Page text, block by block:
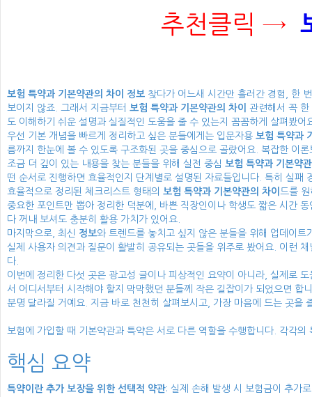
추천클릭 →
보험 특약과 기본약관의 차이 정보 찾다가 어느새 시간만 흘러간 경험, 한
보이지 않죠. 그래서 지금부터 보험 특약과 기본약관의 차이
관련해서 꼭
도 이해하기 쉬운 설명과 실질적인 도움을 줄 수 있는지 꼼꼼하게 살펴봤어
우선 기본 개념을 빠르게 정리하고 싶은 분들에게는 입문자용 보험 특약과
름까지 한눈에 볼 수 있도록 구조화된 곳을 중심으로 골랐어요. 복잡한 이
조금 더 깊이 있는 내용을 찾는 분들을 위해 실전 중심 보험 특약과 기본약
떤 순서로 진행하면 효율적인지 단계별로 설명된 자료들입니다. 특히 실
효율적으로 정리된 체크리스트 형태의 보험 특약과 기본약관의 차이 드를
중요한 포인트만 뽑아 정리한 덕분에, 바쁜 직장인이나 학생도 짧은 시간
다 꺼내 보셔도 충분히 활용 가치가 있어요.
마지막으로, 최신 정보와 트렌드를 놓치고 싶지 않은 분들을 위해 업데이트
실제 사용자 의견과 질문이 활발히 공유되는 곳들을 위주로 봤어요. 이런
다.
이번에 정리한 다섯 곳은 광고성 글이나 피상적인 요약이 아니라, 실제로
서 어디서부터 시작해야 할지 막막했던 분들께 작은 길잡이가 되었으면 합
분명 달라질 거예요. 지금 바로 천천히 살펴보시고, 가장 마음에 드는 곳을
보험에 가입할 때 기본약관과 특약은 서로 다른 역할을 수행합니다. 각각
핵심 요약
특약이란 추가 보장을 위한 선택적 약관: 실제 손해 발생 시 보험금이 추가